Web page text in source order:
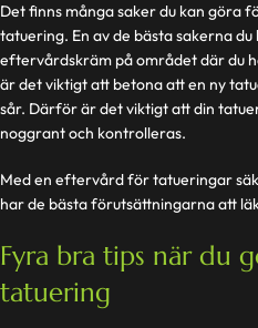
Det finns många saker du kan göra
tatuering. En av de bästa sakerna
eftervårdskräm på området där du
är det viktigt att betona att en ny
sår. Därför är det viktigt att din
noggrant och kontrolleras.
Med en eftervård för tatueringar
har de bästa förutsättningarna att
Fyra bra tips när du
tatuering